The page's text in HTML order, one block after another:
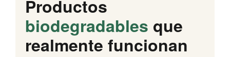
Productos
biodegradables que
realmente funcionan